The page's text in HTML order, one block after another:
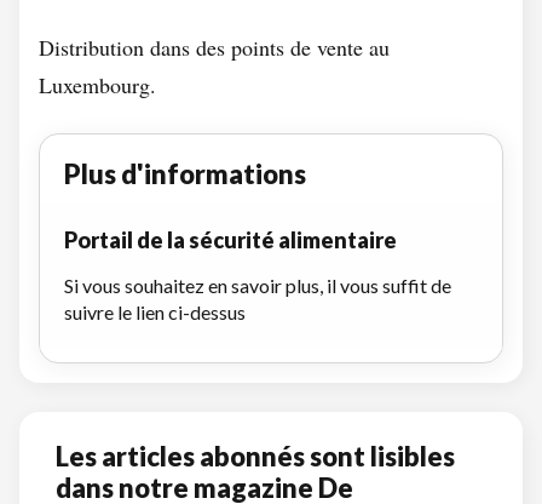
Distribution dans des points de vente au
Luxembourg.
Plus d'informations
Portail de la sécurité alimentaire
Si vous souhaitez en savoir plus, il vous suffit de
suivre le lien ci-dessus
Les articles abonnés sont lisibles
dans notre magazine De